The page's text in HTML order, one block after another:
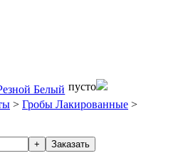
Белый пусто
> Гробы Лакированные >